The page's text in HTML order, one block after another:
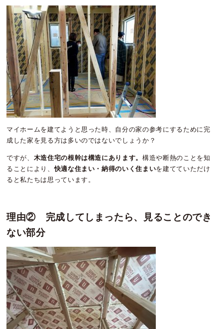
マイホームを建てようと思った時、自分の家の参考にするために完
成した家を見る方は多いのではないでしょうか？
ですが、 木造住宅の根幹は構造にあります。構造や断熱のことを知
ることにより、快適な住まい・納得のいく住まいを建てていただけ
ると私たちは思っています。
理由② 完成してしまったら、見ることのでき
ない部分